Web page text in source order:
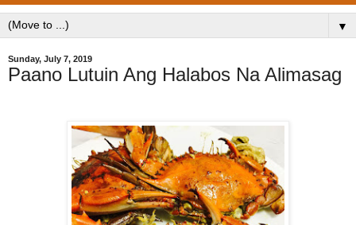
▼
Sunday, July 7, 2019
Paano Lutuin Ang Halabos Na Alimasag